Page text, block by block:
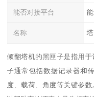
能否对接平台 能
名称
倾翻塔机的黑匣子是指用
子通常包括数据记录器和
度、载荷、角度等关键参